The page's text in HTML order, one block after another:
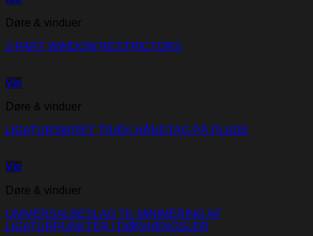
Døre & vinduer
2-PART WINDOW RESTRICTORS
Vis
Døre & vinduer
LIGATURSIKRET TRÆK HÅNDTAG PÅ PLADE
Vis
Døre & vinduer
UNIVERSALBESLAG TIL MINIMERING AF
LIGATURPUNKTER I DØRHÆNGSLER